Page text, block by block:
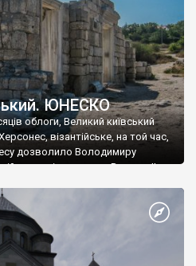
ЮНЕСКО
облоги, Великий київський
візантійське, на той час,
дозволило Володимиру
імператору Василю ІІ, та
став Василем-християнином.
На честь Херсонесу Таврійського